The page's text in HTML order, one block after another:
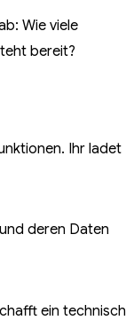
Wie viele
bereit?
Ihr ladet
deren Daten
ein technisch